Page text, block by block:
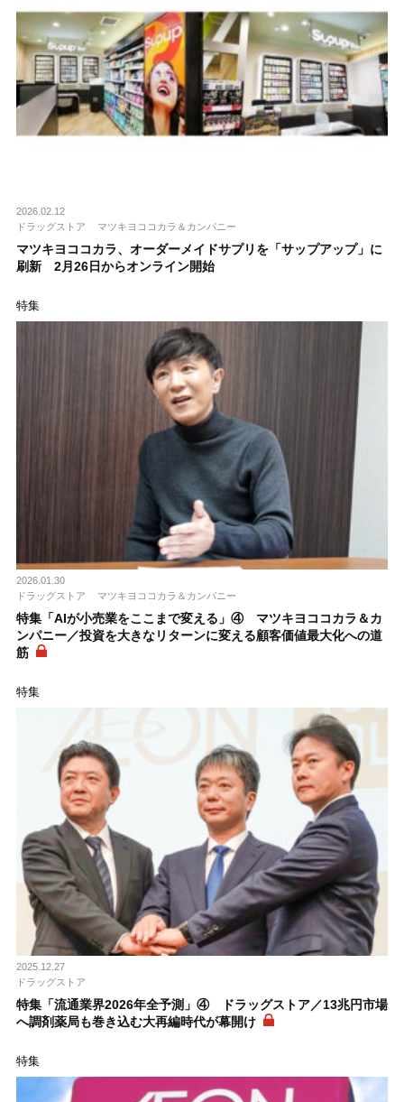
2026.02.12
ドラッグストア
マツキヨココカラ＆カンパニー
マツキヨココカラ、オーダーメイドサプリを「サップアップ」に
刷新 2月26日からオンライン開始
特集
2026.01.30
ドラッグストア
マツキヨココカラ＆カンパニー
特集「AIが小売業をここまで変える」④ マツキヨココカラ＆カ
ンパニー／投資を大きなリターンに変える顧客価値最大化への道
筋
特集
2025.12.27
ドラッグストア
特集「流通業界2026年全予測」④ ドラッグストア／13兆円市場
へ調剤薬局も巻き込む大再編時代が幕開け
特集